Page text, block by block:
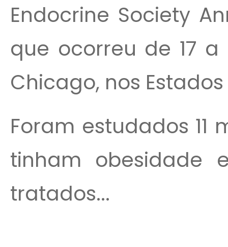
Endocrine Society
que ocorreu de 17
Chicago, nos
Foram estudados 11
tinham obesidade
tratados...